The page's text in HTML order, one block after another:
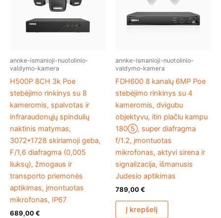
annke-ismanioji-nuotolinio-
valdymo-kamera
H500P 8CH 3k Poe
stebėjimo rinkinys su 8
kameromis, spalvotas ir
infraraudonųjų spindulių
naktinis matymas,
3072*1728 skiriamoji geba,
F/1,6 diafragma (0,005
liuksų), žmogaus ir
transporto priemonės
aptikimas, įmontuotas
mikrofonas, IP67
689,00€
annke-ismanioji-nuotolinio-
valdymo-kamera
FDH600 8 kanalų 6MP Poe
stebėjimo rinkinys su 4
kameromis, dvigubu
objektyvu, itin plačiu kampu
180⑤, super diafragma
f/1.2, įmontuotas
mikrofonas, aktyvi sirena ir
signalizacija, išmanusis
Judesio aptikimas
789,00€
Į krepšelį